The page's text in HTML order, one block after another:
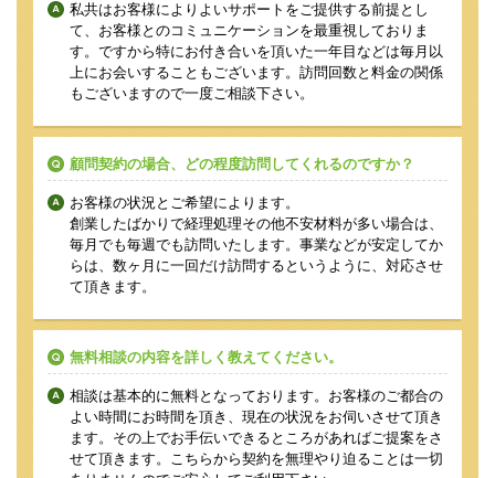
私共はお客様によりよいサポートをご提供する前提とし
て、お客様とのコミュニケーションを最重視しておりま
す。ですから特にお付き合いを頂いた一年目などは毎月以
上にお会いすることもございます。訪問回数と料金の関係
もございますので一度ご相談下さい。
顧問契約の場合、どの程度訪問してくれるのですか？
お客様の状況とご希望によります。
創業したばかりで経理処理その他不安材料が多い場合は、
毎月でも毎週でも訪問いたします。事業などが安定してか
らは、数ヶ月に一回だけ訪問するというように、対応させ
て頂きます。
無料相談の内容を詳しく教えてください。
相談は基本的に無料となっております。お客様のご都合の
よい時間にお時間を頂き、現在の状況をお伺いさせて頂き
ます。その上でお手伝いできるところがあればご提案をさ
せて頂きます。こちらから契約を無理やり迫ることは一切